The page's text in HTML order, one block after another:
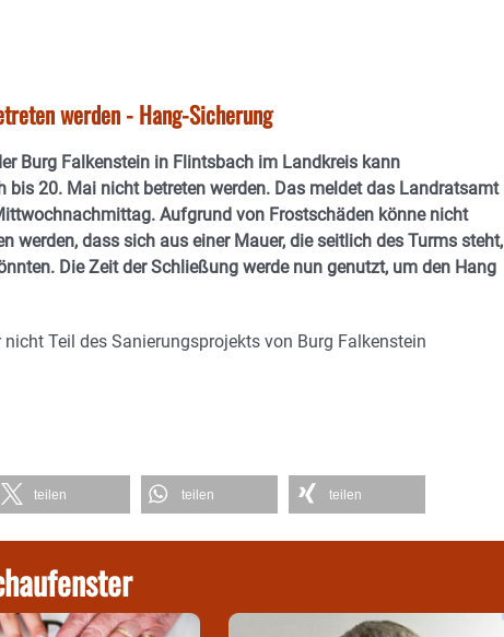
werden - Hang-Sicherung
Burg Falkenstein in Flintsbach im Landkreis kann
bis 20. Mai nicht betreten werden. Das meldet das Landratsamt
Aufgrund von Frostschäden könne nicht
werden, dass sich aus einer Mauer, die seitlich des Turms steht,
Die Zeit der Schließung werde nun genutzt, um den Hang
nicht Teil des Sanierungsprojekts von Burg Falkenstein
teilen teilen teilen